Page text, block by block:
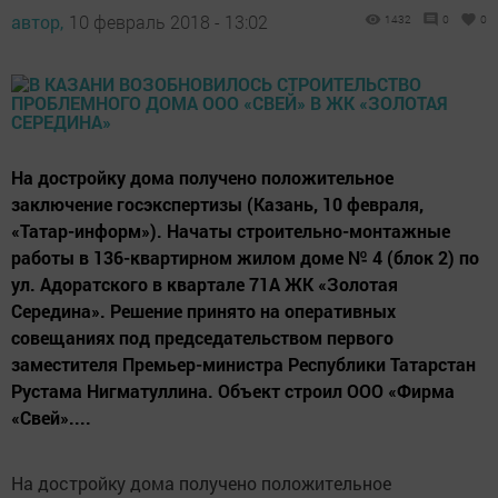
автор, 10 февраль 2018 - 13:02 1432 0 0
На достройку дома получено положительное
заключение госэкспертизы (Казань, 10 февраля,
«Татар-информ»). Начаты строительно-монтажные
работы в 136-квартирном жилом доме № 4 (блок 2) по
ул. Адоратского в квартале 71А ЖК «Золотая
Середина». Решение принято на оперативных
совещаниях под председательством первого
заместителя Премьер-министра Республики Татарстан
Рустама Нигматуллина. Объект строил ООО «Фирма
«Свей»....
На достройку дома получено положительное